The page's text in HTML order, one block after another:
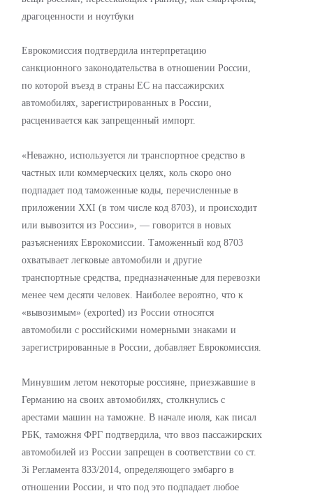
драгоценности и ноутбуки
Еврокомиссия подтвердила интерпретацию
санкционного законодательства в отношении России,
по которой въезд в страны ЕС на пассажирских
автомобилях, зарегистрированных в России,
расценивается как запрещенный импорт.
«Неважно, используется ли транспортное средство в
частных или коммерческих целях, коль скоро оно
подпадает под таможенные коды, перечисленные в
приложении XXI (в том числе код 8703), и происходит
или вывозится из России», — говорится в новых
разъяснениях Еврокомиссии. Таможенный код 8703
охватывает легковые автомобили и другие
транспортные средства, предназначенные для перевозки
менее чем десяти человек. Наиболее вероятно, что к
«вывозимым» (exported) из России относятся
автомобили с российскими номерными знаками и
зарегистрированные в России, добавляет Еврокомиссия.
Минувшим летом некоторые россияне, приезжавшие в
Германию на своих автомобилях, столкнулись с
арестами машин на таможне. В начале июля, как писал
РБК, таможня ФРГ подтвердила, что ввоз пассажирских
автомобилей из России запрещен в соответствии со ст.
3i Регламента 833/2014, определяющего эмбарго в
отношении России, и что под это подпадает любое